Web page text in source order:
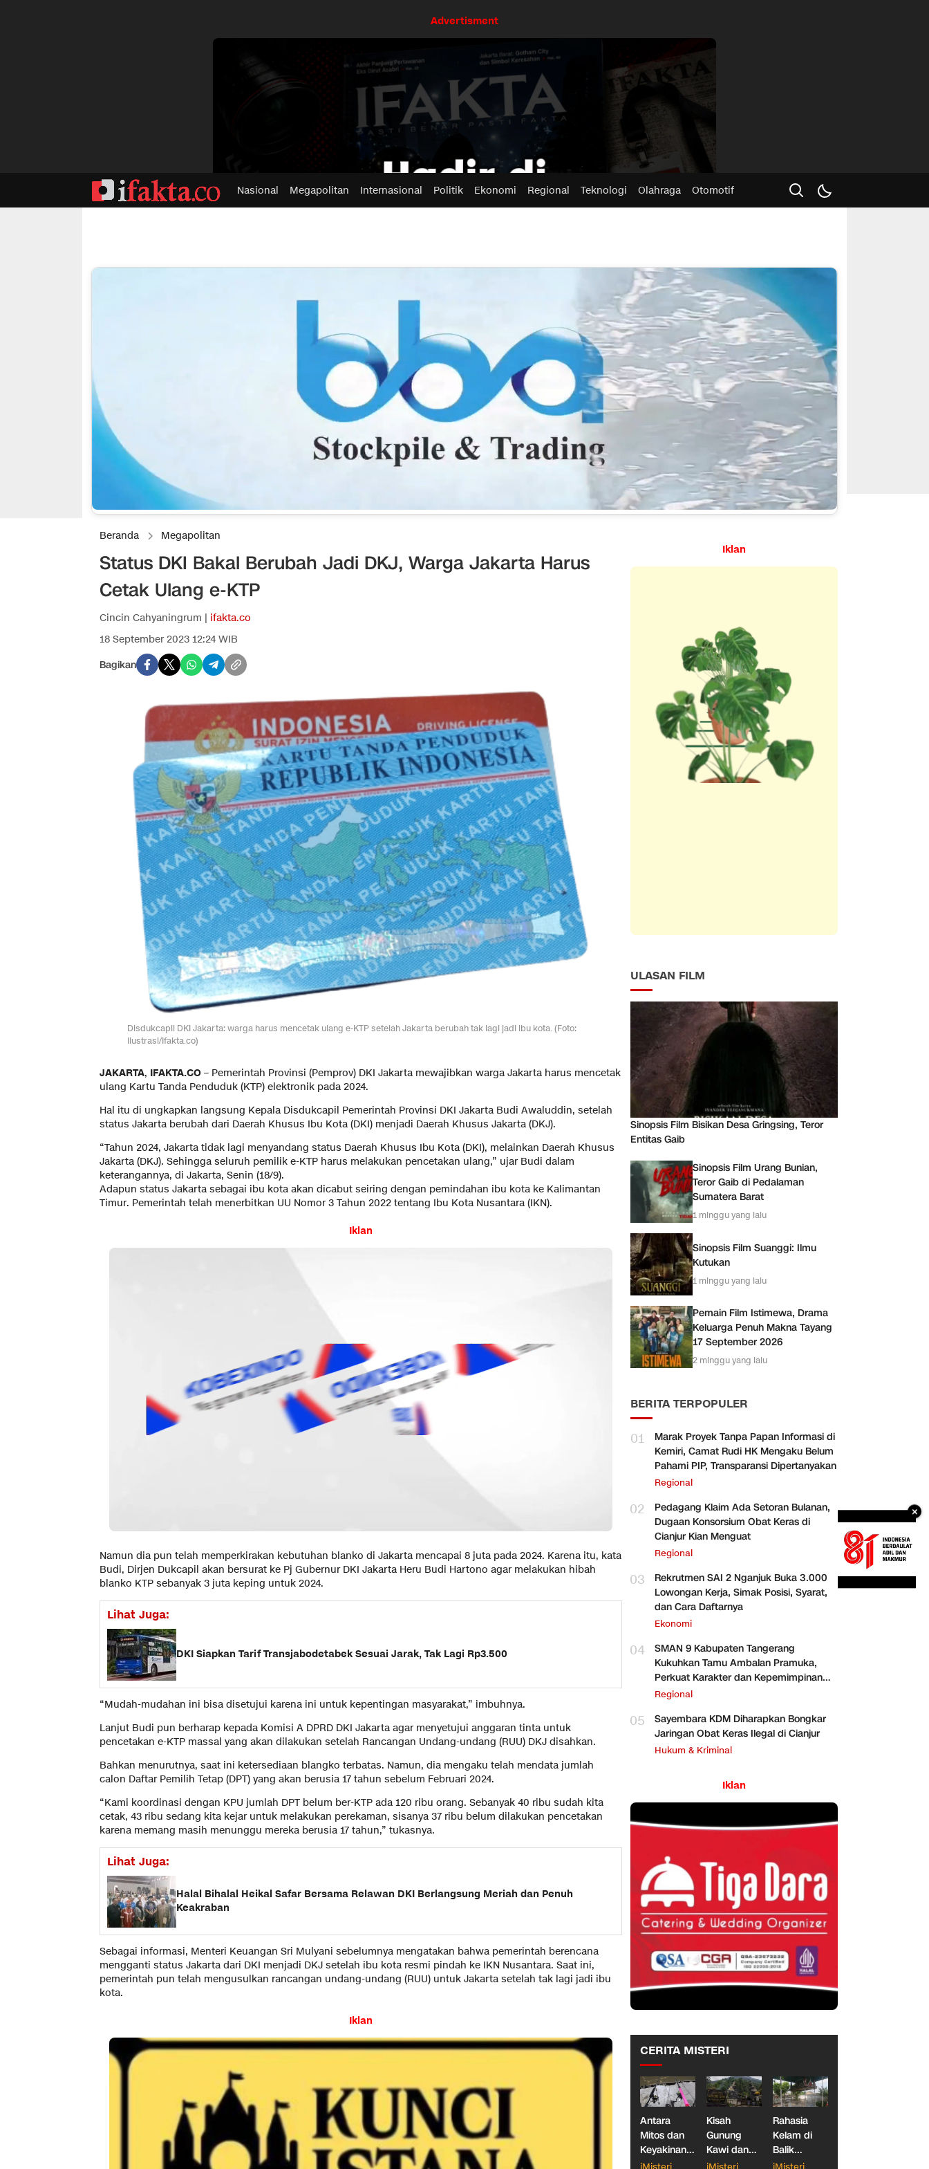
Advertisment
Nasional Megapolitan Internasional Politik Ekonomi Regional Teknologi Olahraga Otomotif
Beranda Megapolitan
Status DKI Bakal Berubah Jadi DKJ, Warga Jakarta Harus
Cetak Ulang e-KTP
Cincin Cahyaningrum | ifakta.co
18 September 2023 12:24 WIB
Bagikan
Disdukcapil DKI Jakarta: warga harus mencetak ulang e-KTP setelah Jakarta berubah tak lagi jadi ibu kota. (Foto:
Ilustrasi/Ifakta.co)
JAKARTA, IFAKTA.CO – Pemerintah Provinsi (Pemprov) DKI Jakarta mewajibkan warga Jakarta harus mencetak
ulang Kartu Tanda Penduduk (KTP) elektronik pada 2024.
Hal itu di ungkapkan langsung Kepala Disdukcapil Pemerintah Provinsi DKI Jakarta Budi Awaluddin, setelah
status Jakarta berubah dari Daerah Khusus Ibu Kota (DKI) menjadi Daerah Khusus Jakarta (DKJ).
“Tahun 2024, Jakarta tidak lagi menyandang status Daerah Khusus Ibu Kota (DKI), melainkan Daerah Khusus
Jakarta (DKJ). Sehingga seluruh pemilik e-KTP harus melakukan pencetakan ulang,” ujar Budi dalam
keterangannya, di Jakarta, Senin (18/9).
Adapun status Jakarta sebagai ibu kota akan dicabut seiring dengan pemindahan ibu kota ke Kalimantan
Timur. Pemerintah telah menerbitkan UU Nomor 3 Tahun 2022 tentang Ibu Kota Nusantara (IKN).
Iklan
Namun dia pun telah memperkirakan kebutuhan blanko di Jakarta mencapai 8 juta pada 2024. Karena itu, kata
Budi, Dirjen Dukcapil akan bersurat ke Pj Gubernur DKI Jakarta Heru Budi Hartono agar melakukan hibah
blanko KTP sebanyak 3 juta keping untuk 2024.
Lihat Juga:
DKI Siapkan Tarif Transjabodetabek Sesuai Jarak, Tak Lagi Rp3.500
“Mudah-mudahan ini bisa disetujui karena ini untuk kepentingan masyarakat,” imbuhnya.
Lanjut Budi pun berharap kepada Komisi A DPRD DKI Jakarta agar menyetujui anggaran tinta untuk
pencetakan e-KTP massal yang akan dilakukan setelah Rancangan Undang-undang (RUU) DKJ disahkan.
Bahkan menurutnya, saat ini ketersediaan blangko terbatas. Namun, dia mengaku telah mendata jumlah
calon Daftar Pemilih Tetap (DPT) yang akan berusia 17 tahun sebelum Februari 2024.
“Kami koordinasi dengan KPU jumlah DPT belum ber-KTP ada 120 ribu orang. Sebanyak 40 ribu sudah kita
cetak, 43 ribu sedang kita kejar untuk melakukan perekaman, sisanya 37 ribu belum dilakukan pencetakan
karena memang masih menunggu mereka berusia 17 tahun,” tukasnya.
Lihat Juga:
Halal Bihalal Heikal Safar Bersama Relawan DKI Berlangsung Meriah dan Penuh
Keakraban
Sebagai informasi, Menteri Keuangan Sri Mulyani sebelumnya mengatakan bahwa pemerintah berencana
mengganti status Jakarta dari DKI menjadi DKJ setelah ibu kota resmi pindah ke IKN Nusantara. Saat ini,
pemerintah pun telah mengusulkan rancangan undang-undang (RUU) untuk Jakarta setelah tak lagi jadi ibu
kota.
Iklan
Iklan
ULASAN FILM
Sinopsis Film Bisikan Desa Gringsing, Teror
Entitas Gaib
Sinopsis Film Urang Bunian,
Teror Gaib di Pedalaman
Sumatera Barat
1 minggu yang lalu
Sinopsis Film Suanggi: Ilmu
Kutukan
1 minggu yang lalu
Pemain Film Istimewa, Drama
Keluarga Penuh Makna Tayang
17 September 2026
2 minggu yang lalu
BERITA TERPOPULER
01
Marak Proyek Tanpa Papan Informasi di
Kemiri, Camat Rudi HK Mengaku Belum
Pahami PIP, Transparansi Dipertanyakan
Regional
02
Pedagang Klaim Ada Setoran Bulanan,
Dugaan Konsorsium Obat Keras di
Cianjur Kian Menguat
Regional
03
Rekrutmen SAI 2 Nganjuk Buka 3.000
Lowongan Kerja, Simak Posisi, Syarat,
dan Cara Daftarnya
Ekonomi
04
SMAN 9 Kabupaten Tangerang
Kukuhkan Tamu Ambalan Pramuka,
Perkuat Karakter dan Kepemimpinan
Siswa
Regional
05
Sayembara KDM Diharapkan Bongkar
Jaringan Obat Keras Ilegal di Cianjur
Hukum & Kriminal
Iklan
CERITA MISTERI
Antara
Mitos dan
Keyakinan,
Ketika
Kisah
Gunung
Kawi dan
Dua
Rahasia
Kelam di
Balik
Makam
×